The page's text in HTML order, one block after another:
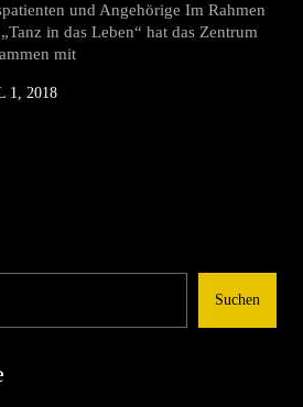
und Angehörige Im Rahmen
in das Leben“ hat das Zentrum
mit
1, 2018
Suchen